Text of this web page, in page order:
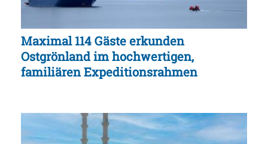
Maximal 114 Gäste erkunden
Ostgrönland im hochwertigen,
familiären Expeditionsrahmen